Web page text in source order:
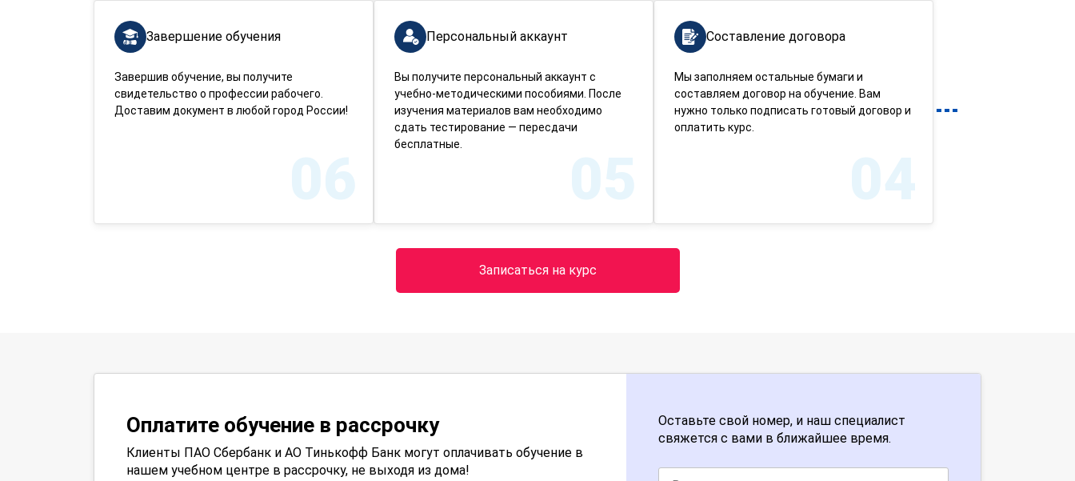
Составление договора
Мы заполняем остальные бумаги и
составляем договор на обучение. Вам
нужно только подписать готовый договор и
оплатить курс.
04
Персональный аккаунт
Вы получите персональный аккаунт с
учебно-методическими пособиями. После
изучения материалов вам необходимо
сдать тестирование — пересдачи
бесплатные.
05
Завершение обучения
Завершив обучение, вы получите
свидетельство о профессии рабочего.
Доставим документ в любой город России!
06
Записаться на курс
Оплатите обучение в рассрочку
Клиенты ПАО Сбербанк и АО Тинькофф Банк могут оплачивать обучение в
нашем учебном центре в рассрочку, не выходя из дома!
Оставьте свой номер, и наш специалист
свяжется с вами в ближайшее время.